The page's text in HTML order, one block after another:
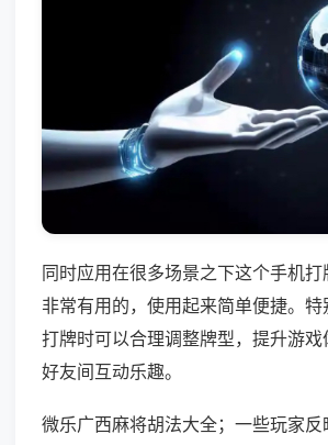
同时应用在很多场景之下这个手机
非常有用的，使用起来简单便捷。
打牌时可以合理调整牌型，提升游
好友间互动乐趣。
微乐广西麻将胡法大全；一些玩家反